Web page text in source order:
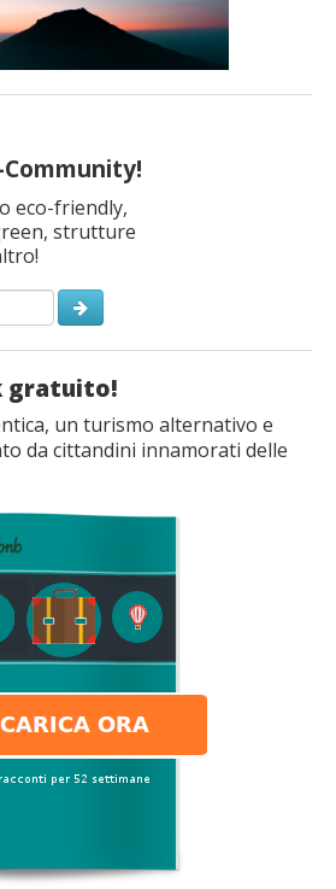
eco-friendly,
strutture
gratuito!
un turismo alternativo e
da cittandini innamorati delle